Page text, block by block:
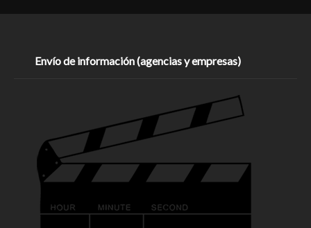
Envío de información (agencias y empresas)